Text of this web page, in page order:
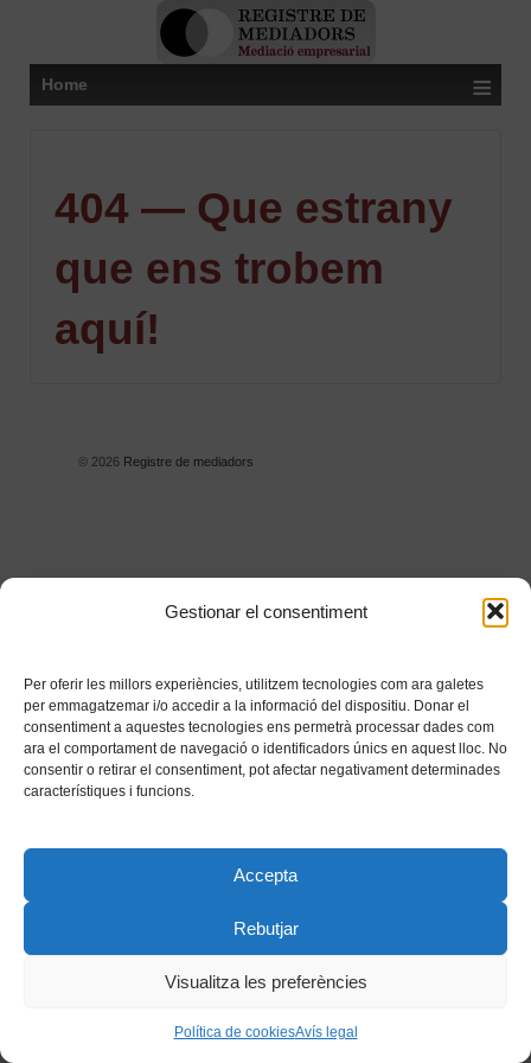
Gestionar el consentiment
Per oferir les millors experiències, utilitzem tecnologies com ara galetes
per emmagatzemar i/o accedir a la informació del dispositiu. Donar el
consentiment a aquestes tecnologies ens permetrà processar dades com
ara el comportament de navegació o identificadors únics en aquest lloc. No
consentir o retirar el consentiment, pot afectar negativament determinades
característiques i funcions.
Accepta
Rebutjar
Visualitza les preferències
Política de cookiesAvís legal
Home ≡
404 — Que estrany
que ens trobem
aquí!
© 2026Registre de mediadors